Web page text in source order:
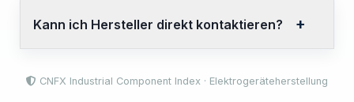
Kann ich Hersteller direkt kontaktieren?
CNFX Industrial Component Index · Elektrogeräteherstellung